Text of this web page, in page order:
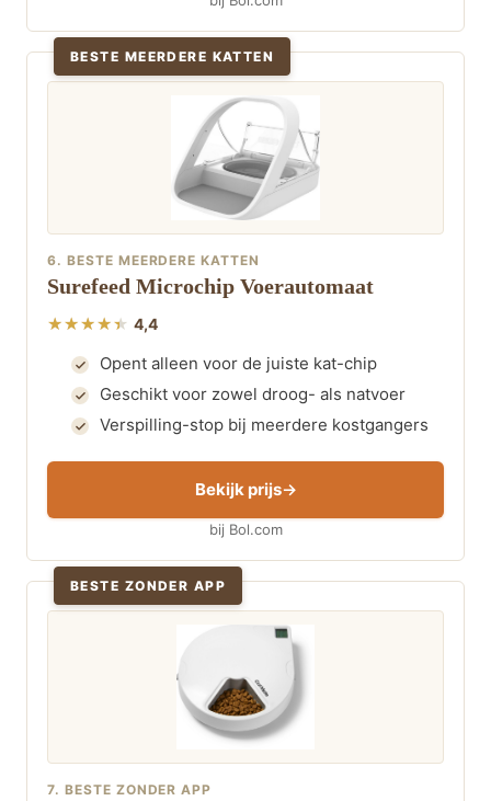
BESTE MEERDERE KATTEN
6. BESTE MEERDERE KATTEN
Surefeed Microchip Voerautomaat
4,4
Opent alleen voor de juiste kat-chip
Geschikt voor zowel droog- als natvoer
Verspilling-stop bij meerdere kostgangers
Bekijk prijs
bij Bol.com
BESTE ZONDER APP
7. BESTE ZONDER APP